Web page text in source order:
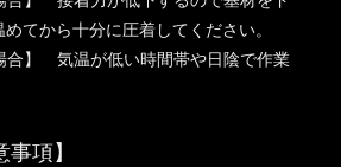
てから十分に圧着してください。
合】 気温が低い時間帯や日陰で作業
事項】